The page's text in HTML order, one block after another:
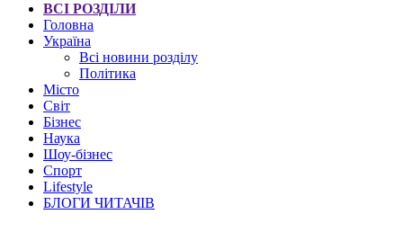
ВСІ РОЗДІЛИ
Головна
Україна
Всі новини розділу
Політика
Місто
Світ
Бізнес
Наука
Шоу-бізнес
Спорт
Lifestyle
БЛОГИ ЧИТАЧІВ